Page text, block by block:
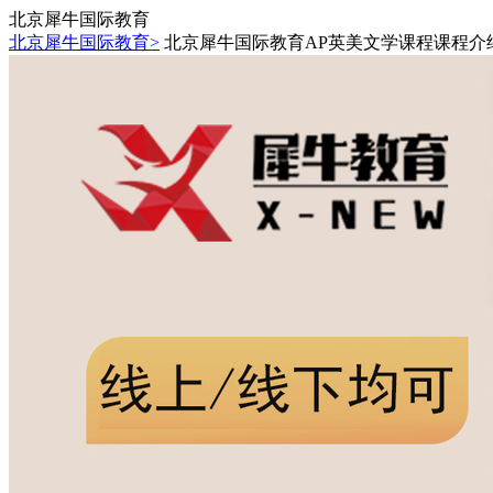
北京犀牛国际教育
北京犀牛国际教育> 北京犀牛国际教育AP英美文学课程课程介